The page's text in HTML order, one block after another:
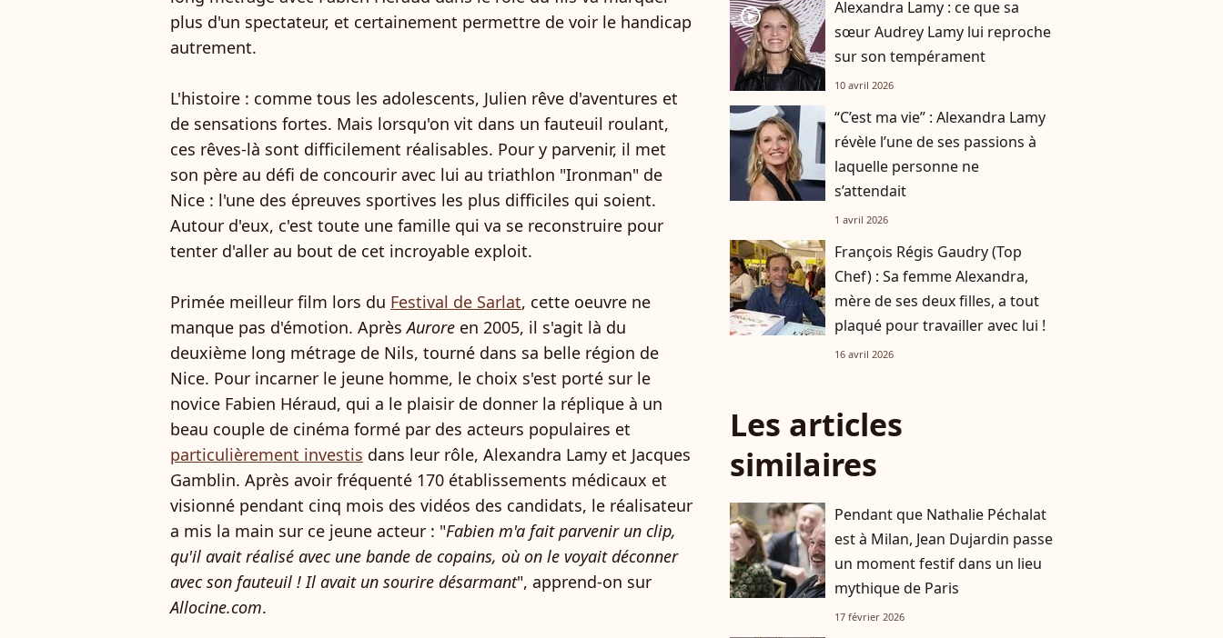
plus d'un spectateur, et certainement permettre de voir le handicap
autrement.
L'histoire : comme tous les adolescents, Julien rêve d'aventures et
de sensations fortes. Mais lorsqu'on vit dans un fauteuil roulant,
ces rêves-là sont difficilement réalisables. Pour y parvenir, il met
son père au défi de concourir avec lui au triathlon "Ironman" de
Nice : l'une des épreuves sportives les plus difficiles qui soient.
Autour d'eux, c'est toute une famille qui va se reconstruire pour
tenter d'aller au bout de cet incroyable exploit.
Primée meilleur film lors du Festival de Sarlat, cette oeuvre ne
manque pas d'émotion. AprèsAurore en 2005, il s'agit là du
deuxième long métrage de Nils, tourné dans sa belle région de
Nice. Pour incarner le jeune homme, le choix s'est porté sur le
novice Fabien Héraud, qui a le plaisir de donner la réplique à un
beau couple de cinéma formé par des acteurs populaires et
particulièrement investis dans leur rôle, Alexandra Lamy et Jacques
Gamblin. Après avoir fréquenté 170 établissements médicaux et
visionné pendant cinq mois des vidéos des candidats, le réalisateur
a mis la main sur ce jeune acteur : "Fabien m'a fait parvenir un clip,
qu'il avait réalisé avec une bande de copains, où on le voyait déconner
avec son fauteuil ! Il avait un sourire désarmant", apprend-on sur
Allocine.com.
player2
Alexandra Lamy : ce que sa
sœur Audrey Lamy lui reproche
sur son tempérament
10 avril 2026
“C’est ma vie” : Alexandra Lamy
révèle l’une de ses passions à
laquelle personne ne
s’attendait
1 avril 2026
François Régis Gaudry (Top
Chef) : Sa femme Alexandra,
mère de ses deux filles, a tout
plaqué pour travailler avec lui !
16 avril 2026
Les articles
similaires
Pendant que Nathalie Péchalat
est à Milan, Jean Dujardin passe
un moment festif dans un lieu
mythique de Paris
17 février 2026